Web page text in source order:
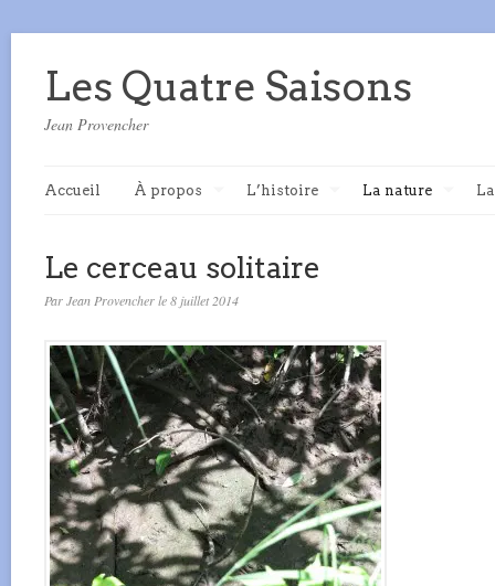
Les Quatre Saisons
Jean Provencher
Accueil À propos L’histoire La nature
Le cerceau solitaire
Par Jean Provencher le 8 juillet 2014